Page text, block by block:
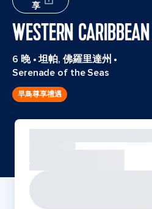
享
WESTERN
6 晚•坦帕, 佛羅里達州 •
Serenade of the Seas
早鳥尊享禮遇